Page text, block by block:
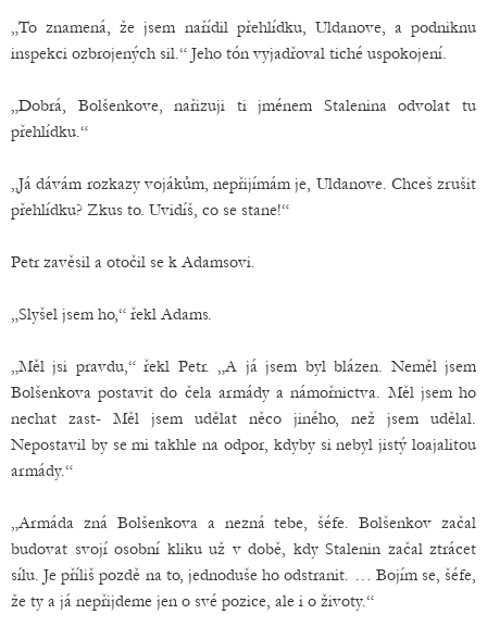
„To znamená, že jsem nařídil přehlídku, Uldanove, a podniknu
inspekci ozbrojených sil.“ Jeho tón vyjadřoval tiché uspokojení.
„Dobrá, Bolšenkove, nařizuji ti jménem Stalenina odvolat tu
přehlídku.“
„Já dávám rozkazy vojákům, nepřijímám je, Uldanove. Chceš zrušit
přehlídku? Zkus to. Uvidíš, co se stane!“
Petr zavěsil a otočil se k Adamsovi.
„Slyšel jsem ho,“ řekl Adams.
„Měl jsi pravdu,“ řekl Petr. „A já jsem byl blázen. Neměl jsem
Bolšenkova postavit do čela armády a námořnictva. Měl jsem ho
nechat zast- Měl jsem udělat něco jiného, než jsem udělal.
Nepostavil by se mi takhle na odpor, kdyby si nebyl jistý loajalitou
armády.“
„Armáda zná Bolšenkova a nezná tebe, šéfe. Bolšenkov začal
budovat svojí osobní kliku už v době, kdy Stalenin začal ztrácet
sílu. Je příliš pozdě na to, jednoduše ho odstranit. … Bojím se, šéfe,
že ty a já nepřijdeme jen o své pozice, ale i o životy.“